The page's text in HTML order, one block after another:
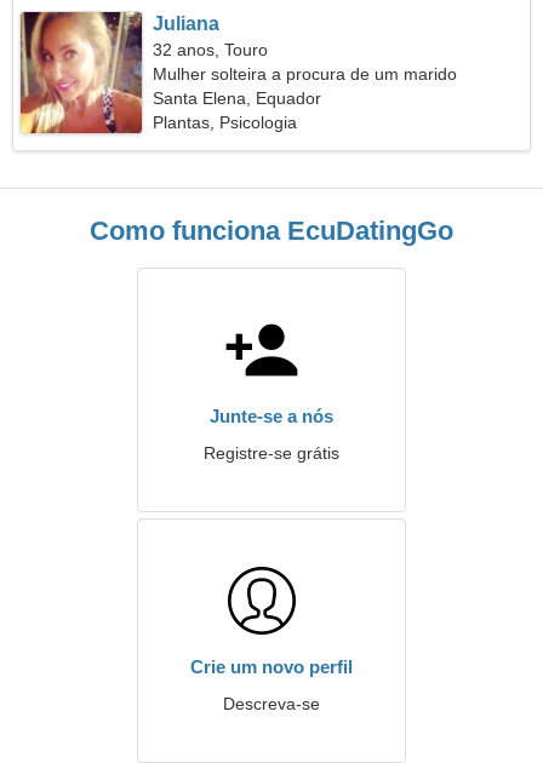
Juliana
32 anos, Touro
Mulher solteira a procura de um marido
Santa Elena, Equador
Plantas, Psicologia
Como funciona EcuDatingGo
Junte-se a nós
Registre-se grátis
Crie um novo perfil
Descreva-se